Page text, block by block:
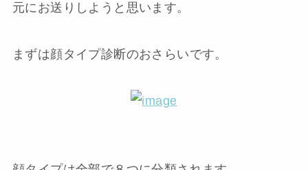
元にお送りしようと思います。
まずは顔タイプ診断のおさらいです。